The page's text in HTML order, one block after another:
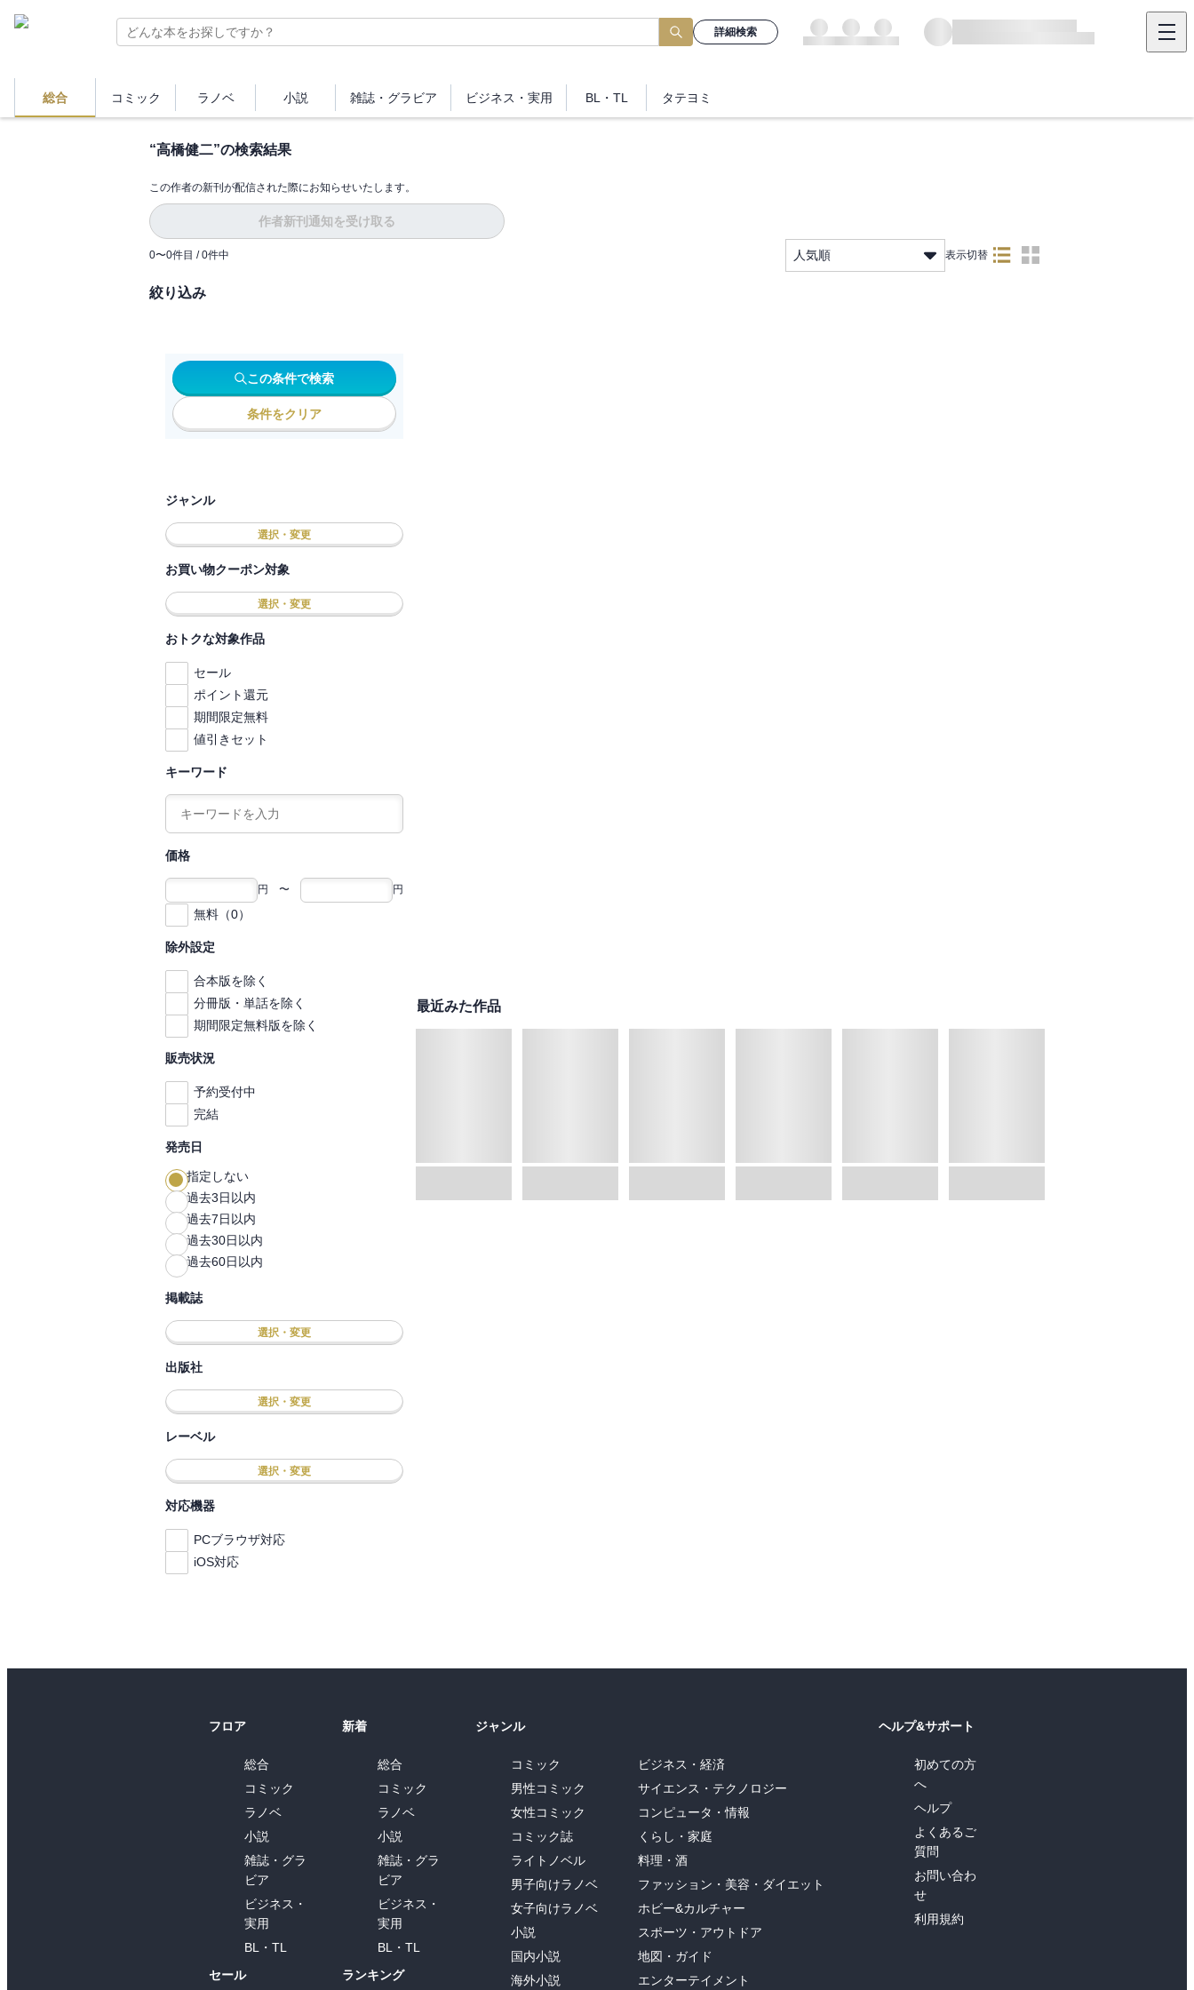
詳細検索
総合 コミック ラノベ 小説 雑誌・ グラビア ビジネス ・実用 BL・TL タテヨミ
“高橋健二”の検索結果
この作者の新刊が配信された際にお知らせいたします。
作者新刊通知を受け取る
0〜0件目 / 0件中 人気順 表示切替
絞り込み
この条件で検索
条件をクリア
ジャンル
選択・変更
お買い物クーポン対象
選択・変更
おトクな対象作品
セール
ポイント還元
期間限定無料
値引きセット
キーワード
価格
円 〜 円
無料（0）
除外設定
合本版を除く
分冊版・単話を除く
期間限定無料版を除く
販売状況
予約受付中
完結
発売日
指定しない
過去3日以内
過去7日以内
過去30日以内
過去60日以内
掲載誌
選択・変更
出版社
選択・変更
レーベル
選択・変更
対応機器
PCブラウザ対応
iOS対応
最近みた作品
フロア
総合
コミック
ラノベ
小説
雑誌・グラ
ビア
ビジネス・
実用
BL・TL
セール
新着
総合
コミック
ラノベ
小説
雑誌・グラ
ビア
ビジネス・
実用
BL・TL
ランキング
ジャンル
コミック
男性コミック
女性コミック
コミック誌
ライトノベル
男子向けラノベ
女子向けラノベ
小説
国内小説
海外小説
ビジネス・経済
サイエンス・テクノロジー
コンピュータ・情報
くらし・家庭
料理・酒
ファッション・美容・ダイエット
ホビー&カルチャー
スポーツ・アウトドア
地図・ガイド
エンターテイメント
ヘルプ&サポート
初めての方
へ
ヘルプ
よくあるご
質問
お問い合わ
せ
利用規約